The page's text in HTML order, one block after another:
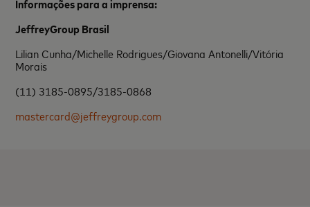
Informações para a imprensa:
JeffreyGroup Brasil
Lilian Cunha/Michelle Rodrigues/Giovana Antonelli/Vitória
Morais
(11) 3185-0895/3185-0868
mastercard@jeffreygroup.com